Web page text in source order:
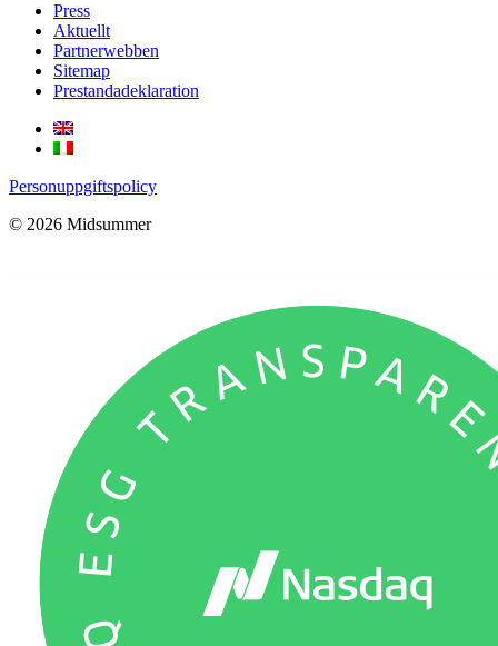
Press
Aktuellt
Partnerwebben
Sitemap
Prestandadeklaration
Personuppgiftspolicy
© 2026 Midsummer